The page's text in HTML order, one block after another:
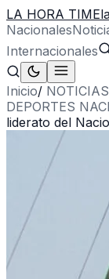
LA HORA TIME
Nacionales
Internacionales
Inicio/ NOTICIAS
DEPORTES
liderato del